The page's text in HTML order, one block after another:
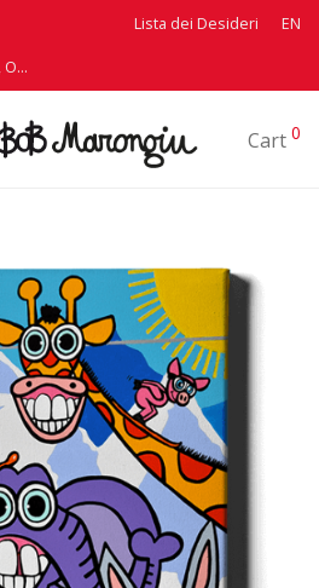
Via Torres 13 - San Pantaleo, Olbia - T: +39 339 3895530
Lista dei Desideri EN
Cart 0